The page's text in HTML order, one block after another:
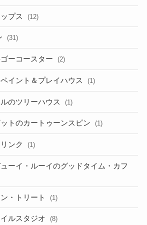
プス (12)
(31)
ーコースター (2)
イント＆プレイハウス (1)
のツリーハウス (1)
トのカートゥーンスピン (1)
ンク (1)
ーイ・ルーイのグッドタイム・カフ
・トリート (1)
ルスタジオ (8)